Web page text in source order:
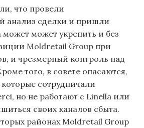
что провели
анализ сделки и пришли
может может укрепить и без
Moldretail Group при
и чрезмерный контроль над
того, в совете опасаются,
сотрудничали
но не работают с Linella или
своих каналов сбыта.
районах Moldretail Group